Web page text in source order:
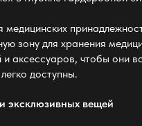
зону для хранения
аксессуаров, чтобы они
доступны.
эксклюзивных вещей